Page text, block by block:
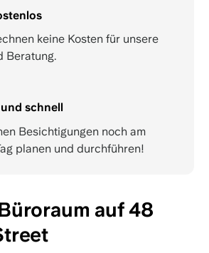
keine Kosten für unsere
Beratung.
schnell
Besichtigungen noch am
planen und durchführen!
auf 48